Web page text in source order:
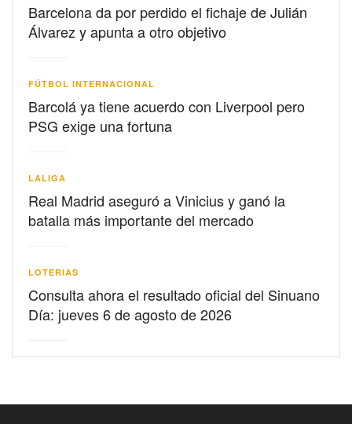
Barcelona da por perdido el fichaje de Julián
Álvarez y apunta a otro objetivo
FÚTBOL INTERNACIONAL
Barcolá ya tiene acuerdo con Liverpool pero
PSG exige una fortuna
LALIGA
Real Madrid aseguró a Vinicius y ganó la
batalla más importante del mercado
LOTERIAS
Consulta ahora el resultado oficial del Sinuano
Día: jueves 6 de agosto de 2026